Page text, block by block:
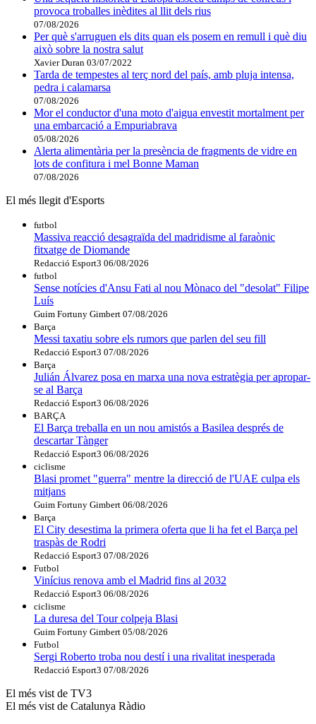
provoca troballes inèdites al llit dels rius
07/08/2026
Per què s'arruguen els dits quan els posem en remull i què diu
això sobre la nostra salut
Xavier Duran 03/07/2022
Tarda de tempestes al terç nord del país, amb pluja intensa,
pedra i calamarsa
07/08/2026
Mor el conductor d'una moto d'aigua envestit mortalment per
una embarcació a Empuriabrava
05/08/2026
Alerta alimentària per la presència de fragments de vidre en
lots de confitura i mel Bonne Maman
07/08/2026
El més llegit d'Esports
futbol
Massiva reacció desagraïda del madridisme al faraònic
fitxatge de Diomande
Redacció Esport3 06/08/2026
futbol
Sense notícies d'Ansu Fati al nou Mònaco del "desolat" Filipe
Luís
Guim Fortuny Gimbert 07/08/2026
Barça
Messi taxatiu sobre els rumors que parlen del seu fill
Redacció Esport3 07/08/2026
Barça
Julián Álvarez posa en marxa una nova estratègia per apropar-
se al Barça
Redacció Esport3 06/08/2026
BARÇA
El Barça treballa en un nou amistós a Basilea després de
descartar Tànger
Redacció Esport3 06/08/2026
ciclisme
Blasi promet "guerra" mentre la direcció de l'UAE culpa els
mitjans
Guim Fortuny Gimbert 06/08/2026
Barça
El City desestima la primera oferta que li ha fet el Barça pel
traspàs de Rodri
Redacció Esport3 07/08/2026
Futbol
Vinícius renova amb el Madrid fins al 2032
Redacció Esport3 06/08/2026
ciclisme
La duresa del Tour colpeja Blasi
Guim Fortuny Gimbert 05/08/2026
Futbol
Sergi Roberto troba nou destí i una rivalitat inesperada
Redacció Esport3 07/08/2026
El més vist de TV3
El més vist de Catalunya Ràdio